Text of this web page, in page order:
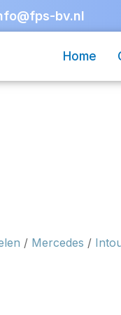
bv.nl
Home
/ Mercedes /